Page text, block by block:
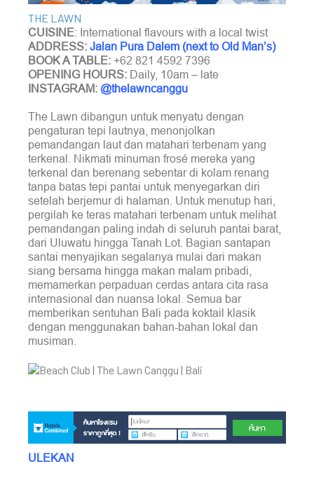
THE LAWN
CUISINE: International flavours with a local twist
ADDRESS: Jalan Pura Dalem (next to Old Man’s)
BOOK A TABLE: +62 821 4592 7396
OPENING HOURS: Daily, 10am – late
INSTAGRAM: @thelawncanggu
The Lawn dibangun untuk menyatu dengan
pengaturan tepi lautnya, menonjolkan
pemandangan laut dan matahari terbenam yang
terkenal. Nikmati minuman frosé mereka yang
terkenal dan berenang sebentar di kolam renang
tanpa batas tepi pantai untuk menyegarkan diri
setelah berjemur di halaman. Untuk menutup hari,
pergilah ke teras matahari terbenam untuk melihat
pemandangan paling indah di seluruh pantai barat,
dari Uluwatu hingga Tanah Lot. Bagian santapan
santai menyajikan segalanya mulai dari makan
siang bersama hingga makan malam pribadi,
memamerkan perpaduan cerdas antara cita rasa
internasional dan nuansa lokal. Semua bar
memberikan sentuhan Bali pada koktail klasik
dengan menggunakan bahan-bahan lokal dan
musiman.
ULEKAN